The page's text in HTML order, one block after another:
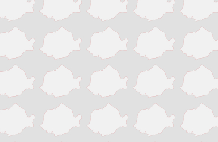
Sibiu
Sighisoara
Sinaia
Slatina
Suceava